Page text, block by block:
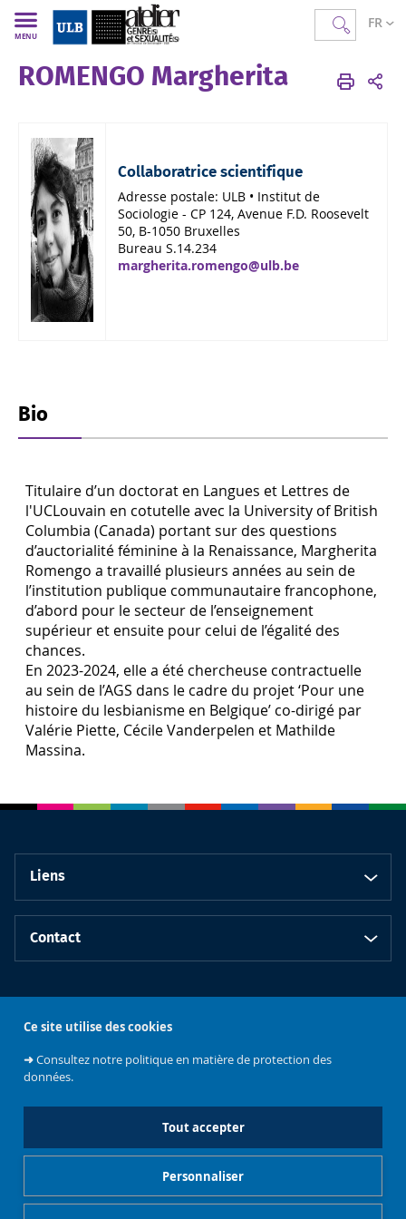
Ce site utilise des cookies
➜Consultez notre politique en matière de protection des
données.
Tout accepter
Personnaliser
FR
MENU
AGS FR Membres Corps scientifique
ROMENGO Margherita
Collaboratrice scientifique
Adresse postale: ULB • Institut de
Sociologie - CP 124, Avenue F.D. Roosevelt
50, B-1050 Bruxelles
Bureau S.14.234
margherita.romengo@ulb.be
Bio
Titulaire d’un doctorat en Langues et Lettres de
l'UCLouvain en cotutelle avec la University of British
Columbia (Canada) portant sur des questions
d’auctorialité féminine à la Renaissance, Margherita
Romengo a travaillé plusieurs années au sein de
l’institution publique communautaire francophone,
d’abord pour le secteur de l’enseignement
supérieur et ensuite pour celui de l’égalité des
chances.
En 2023-2024, elle a été chercheuse contractuelle
au sein de l’AGS dans le cadre du projet ‘Pour une
histoire du lesbianisme en Belgique’ co-dirigé par
Valérie Piette, Cécile Vanderpelen et Mathilde
Massina.
Liens
Contact
Sciences
sociales
Université libre
de Bruxelles